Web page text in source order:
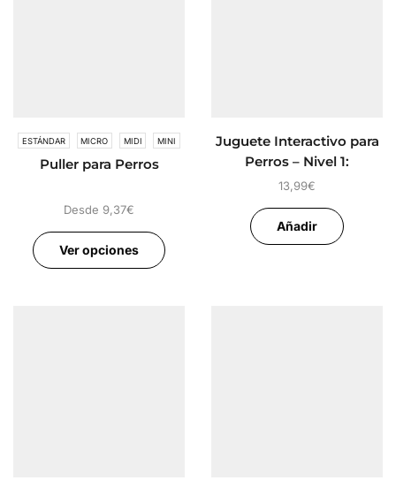
ESTÁNDAR MICRO MIDI MINI
Puller para Perros
Desde 9,37€
Ver opciones
Juguete Interactivo para
Perros – Nivel 1:
Principiantes
13,99€
Añadir